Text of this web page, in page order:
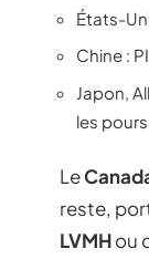
États-
Chine :
Japon,
les
Le
reste,
LVMHou